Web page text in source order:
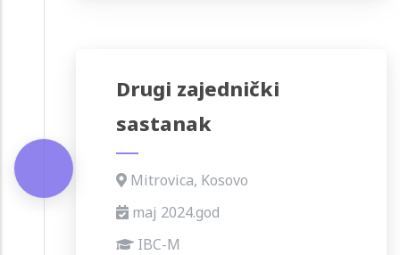
Drugi zajednički
sastanak
Mitrovica, Kosovo
maj 2024.god
IBC-M